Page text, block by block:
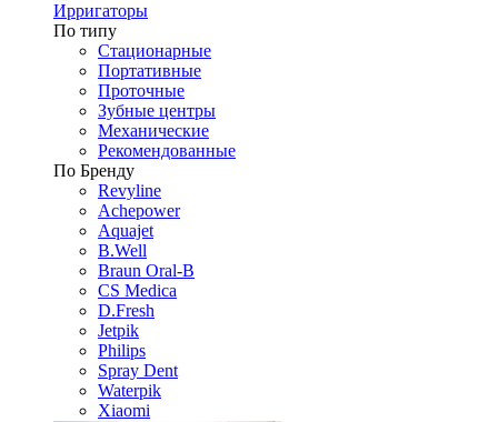
Ирригаторы
По типу
Стационарные
Портативные
Проточные
Зубные центры
Механические
Рекомендованные
По Бренду
Revyline
Achepower
Aquajet
B.Well
Braun Oral-B
CS Medica
D.Fresh
Jetpik
Philips
Spray Dent
Waterpik
Xiaomi